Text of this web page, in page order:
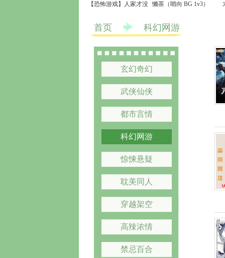
【恐怖游戏】人家才没
有开外挂(NP)
懒茶（哨向 BG 1v3）
首页 科幻网游
玄幻奇幻
武侠仙侠
都市言情
科幻网游
惊悚悬疑
耽美同人
穿越架空
高辣浓情
禁忌百合